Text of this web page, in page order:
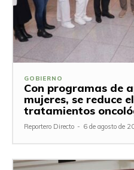
GOBIERNO
Con programas de
mujeres, se reduce
tratamientos
Reportero Directo - 6 de agosto de